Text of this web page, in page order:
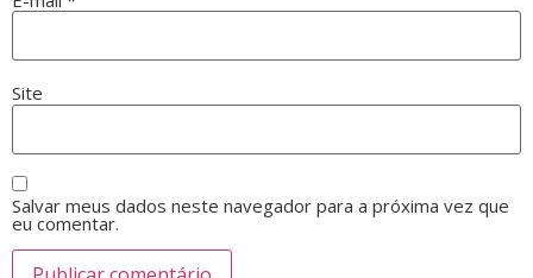
Site
Salvar meus dados neste navegador para a próxima vez que
eu comentar.